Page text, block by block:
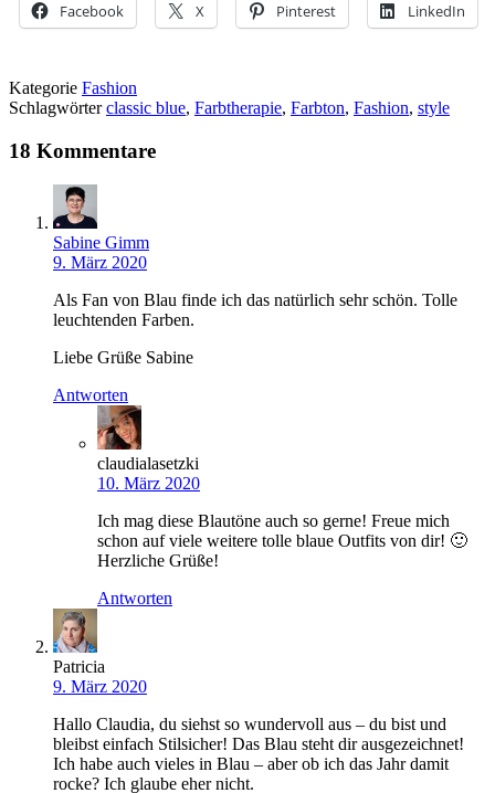
Facebook X Pinterest LinkedIn
Kategorie Fashion
Schlagwörterclassic blue, Farbtherapie, Farbton, Fashion, style
18 Kommentare
Sabine Gimm
9. März 2020
Als Fan von Blau finde ich das natürlich sehr schön. Tolle
leuchtenden Farben.
Liebe Grüße Sabine
Antworten
claudialasetzki
10. März 2020
Ich mag diese Blautöne auch so gerne! Freue mich
schon auf viele weitere tolle blaue Outfits von dir! 🙂
Herzliche Grüße!
Antworten
Patricia
9. März 2020
Hallo Claudia, du siehst so wundervoll aus – du bist und
bleibst einfach Stilsicher! Das Blau steht dir ausgezeichnet!
Ich habe auch vieles in Blau – aber ob ich das Jahr damit
rocke? Ich glaube eher nicht.